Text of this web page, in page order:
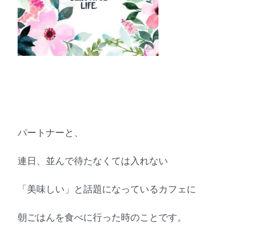
パートナーと、
連日、並んで待たなくては入れない
「美味しい」と話題になっているカフェに
朝ごはんを食べに行った時のことです。